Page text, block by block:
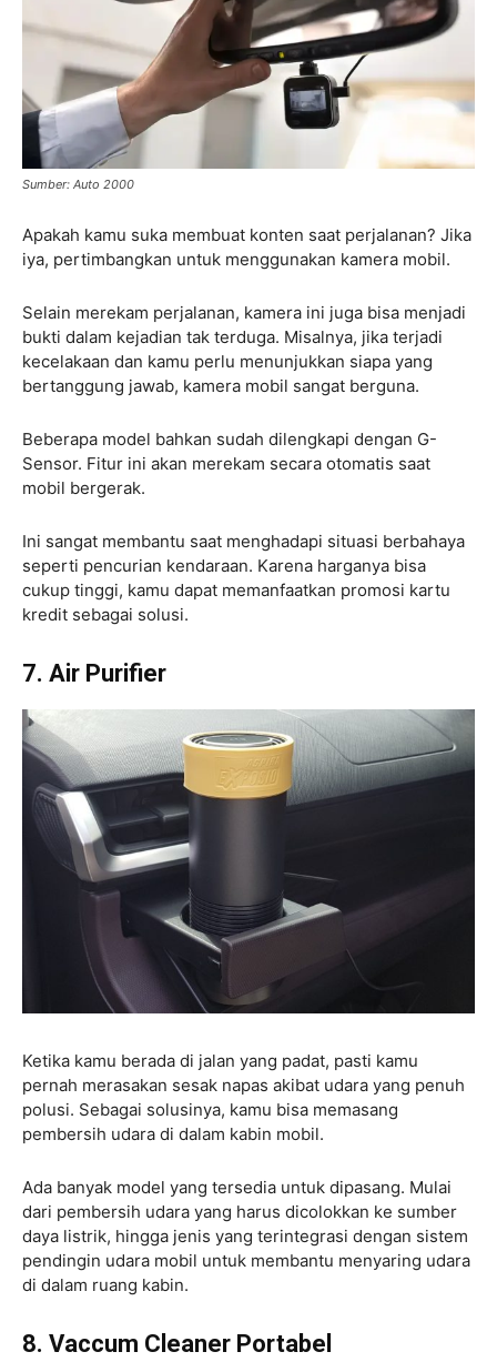
Sumber: Auto 2000
Apakah kamu suka membuat konten saat perjalanan? Jika
iya, pertimbangkan untuk menggunakan kamera mobil.
Selain merekam perjalanan, kamera ini juga bisa menjadi
bukti dalam kejadian tak terduga. Misalnya, jika terjadi
kecelakaan dan kamu perlu menunjukkan siapa yang
bertanggung jawab, kamera mobil sangat berguna.
Beberapa model bahkan sudah dilengkapi dengan G-
Sensor. Fitur ini akan merekam secara otomatis saat
mobil bergerak.
Ini sangat membantu saat menghadapi situasi berbahaya
seperti pencurian kendaraan. Karena harganya bisa
cukup tinggi, kamu dapat memanfaatkan promosi kartu
kredit sebagai solusi.
7. Air Purifier
Ketika kamu berada di jalan yang padat, pasti kamu
pernah merasakan sesak napas akibat udara yang penuh
polusi. Sebagai solusinya, kamu bisa memasang
pembersih udara di dalam kabin mobil.
Ada banyak model yang tersedia untuk dipasang. Mulai
dari pembersih udara yang harus dicolokkan ke sumber
daya listrik, hingga jenis yang terintegrasi dengan sistem
pendingin udara mobil untuk membantu menyaring udara
di dalam ruang kabin.
8. Vaccum Cleaner Portabel